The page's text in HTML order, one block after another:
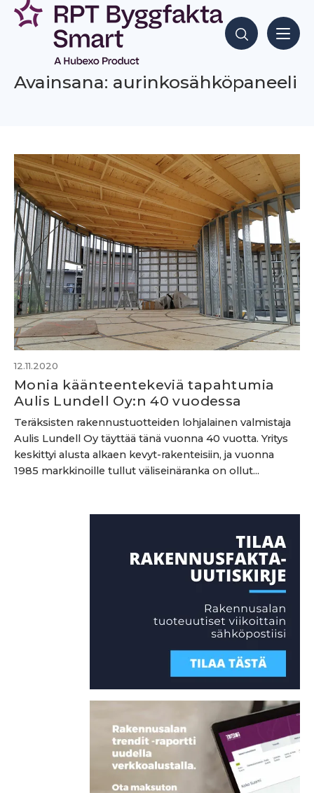
Siirry
sisältöön
Hae sisältöjä
Avainsana: aurinkosähköpaneeli
12.11.2020
Monia käänteentekeviä tapahtumia
Aulis Lundell Oy:n 40 vuodessa
Teräksisten rakennustuotteiden lohjalainen valmistaja
Aulis Lundell Oy täyttää tänä vuonna 40 vuotta. Yritys
keskittyi alusta alkaen kevyt-rakenteisiin, ja vuonna
1985 markkinoille tullut väliseinäranka on ollut...